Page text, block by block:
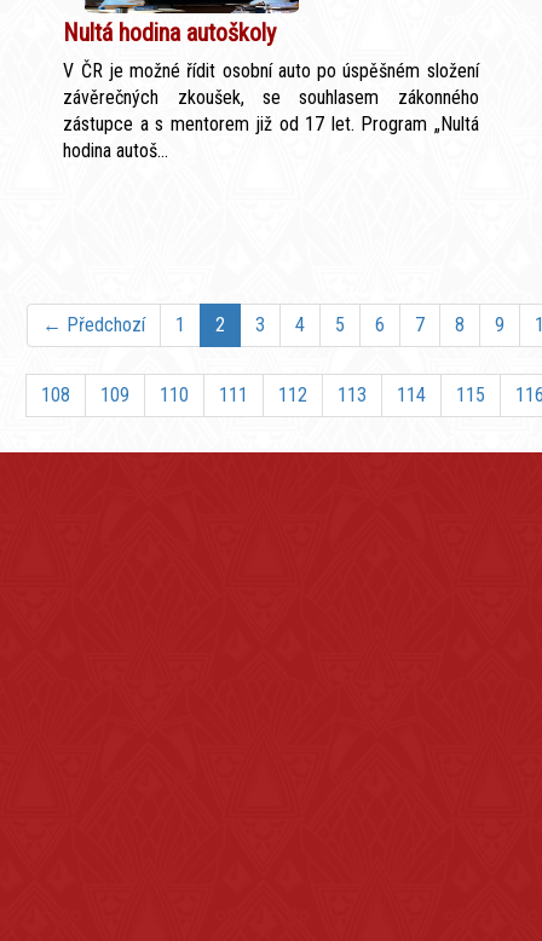
Nultá hodina autoškoly
V ČR je možné řídit osobní auto po úspěšném složení
závěrečných zkoušek, se souhlasem zákonného
zástupce a s mentorem již od 17 let. Program „Nultá
hodina autoš...
← Předchozí 1 2 3 4 5 6 7 8 9
108 109 110 111 112 113 114 115